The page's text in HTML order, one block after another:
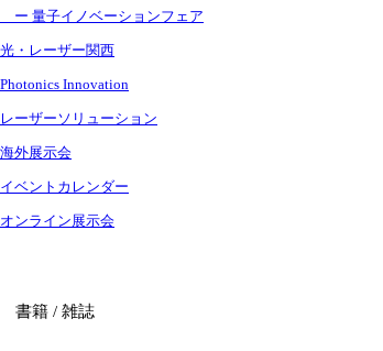
ー 量子イノベーションフェア
光・レーザー関西
Photonics Innovation
レーザーソリューション
海外展示会
イベントカレンダー
オンライン展示会
書籍 / 雑誌